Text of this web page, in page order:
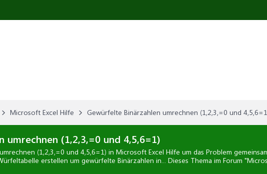
Microsoft Excel Hilfe Gewürfelte Binärzahlen umrechnen (1,2,3,=0 und
umrechnen (1,2,3,=0 und 4,5,6=1)
(1,2,3,=0 und 4,5,6=1) in Microsoft Excel Hilfe um das Problem
erstellen um gewürfelte Binärzahlen in... Dieses Thema im Forum "